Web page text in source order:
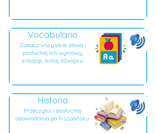
Vocabulario
Zobacz wszystkie słowa i
posłuchaj ich wymowy,
klikając ikonę dźwięku.
Historia
Przeczytaj i posłuchaj
opowiadania po hiszpańsku.